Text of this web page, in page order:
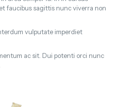
faucibus sagittis nunc viverra non
vulputate imperdiet
ac sit. Dui potenti orci nunc